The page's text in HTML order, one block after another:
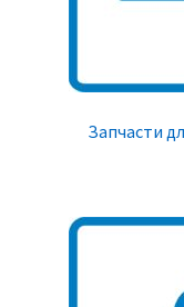
Запчасти